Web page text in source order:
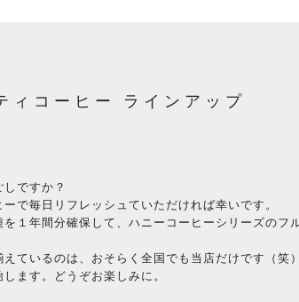
コーヒー ラインアップ
ですか？
で毎日リフレッシュていただければ幸いです。
１年間分確保して、ハニーコーヒーシリーズのフ
ているのは、おそらく全国でも当店だけです（笑）
ます。どうぞお楽しみに。